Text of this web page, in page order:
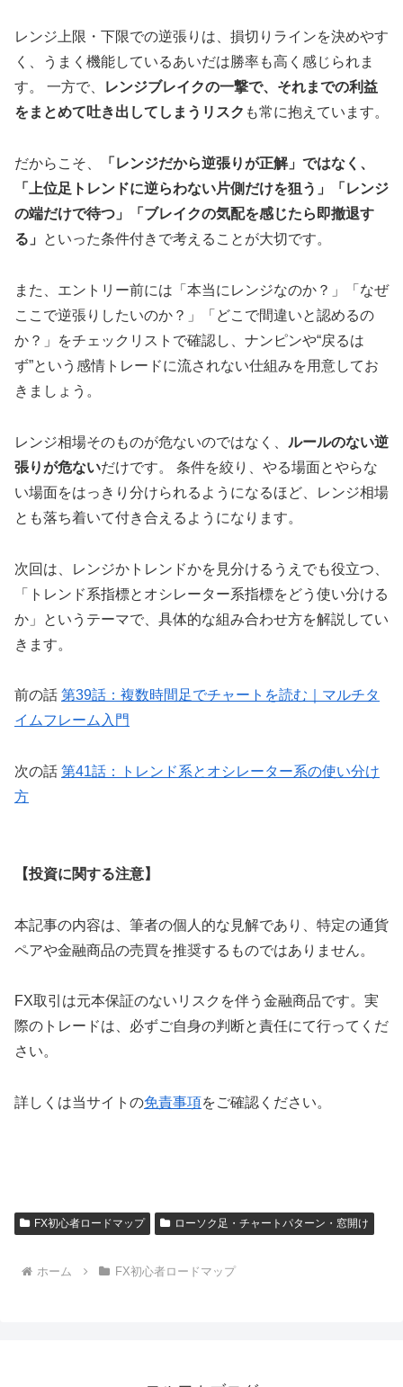
レンジ上限・下限での逆張りは、損切りラインを決めやす
く、うまく機能しているあいだは勝率も高く感じられま
す。 一方で、
レンジブレイクの一撃で、それまでの利益
をまとめて吐き出してしまうリスク も常に抱えています。
だからこそ、
「レンジだから逆張りが正解」ではなく、
「上位足トレンドに逆らわない片側だけを狙う」「レンジ
の端だけで待つ」「ブレイクの気配を感じたら即撤退す
る」
といった条件付きで考えることが大切です。
また、エントリー前には「本当にレンジなのか？」「なぜ
ここで逆張りしたいのか？」「どこで間違いと認めるの
か？」をチェックリストで確認し、ナンピンや“戻るは
ず”という感情トレードに流されない仕組みを用意してお
きましょう。
レンジ相場そのものが危ないのではなく、 ルールのない逆
張りが危ないだけです。 条件を絞り、やる場面とやらな
い場面をはっきり分けられるようになるほど、レンジ相場
とも落ち着いて付き合えるようになります。
次回は、レンジかトレンドかを見分けるうえでも役立つ、
「トレンド系指標とオシレーター系指標をどう使い分ける
か」というテーマで、具体的な組み合わせ方を解説してい
きます。
前の話 第39話：複数時間足でチャートを読む｜マルチタ
イムフレーム入門
次の話 第41話：トレンド系とオシレーター系の使い分け
方
【投資に関する注意】
本記事の内容は、筆者の個人的な見解であり、特定の通貨
ペアや金融商品の売買を推奨するものではありません。
FX取引は元本保証のないリスクを伴う金融商品です。実
際のトレードは、必ずご自身の判断と責任にて行ってくだ
さい。
詳しくは当サイトの免責事項をご確認ください。
FX初心者ロードマップ ローソク足・チャートパターン・窓開け
ホーム FX初心者ロードマップ